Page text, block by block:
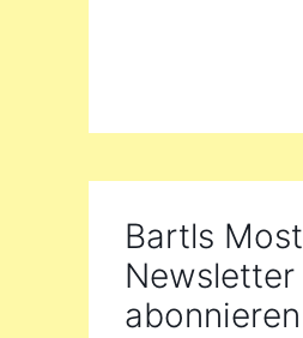
Bartls Most
Newsletter
abonnieren